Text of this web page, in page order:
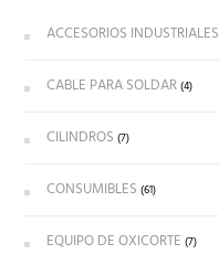
ACCESORIOS INDUSTRIALES
CABLE PARA SOLDAR (4)
CILINDROS (7)
CONSUMIBLES (61)
EQUIPO DE OXICORTE (7)